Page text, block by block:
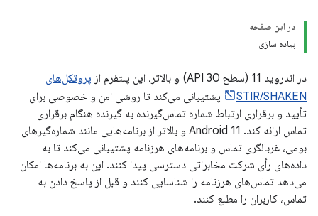
در این صفحه
پیاده سازی
در اندروید 11 (سطح API 30) و بالاتر، این پلتفرم از
پروتکل‌های
STIR/SHAKEN
پشتیبانی می‌کند تا روشی امن و خصوصی برای
تأیید و برقراری ارتباط شماره تماس‌گیرنده به گیرنده هنگام برقراری
تماس ارائه کند. Android 11 و بالاتر از برنامه‌هایی مانند شماره‌گیرهای
بومی، غربالگری تماس و برنامه‌های هرزنامه پشتیبانی می‌کند تا به
داده‌های رأی شرکت مخابراتی دسترسی پیدا کنند. این به برنامه‌ها امکان
می‌دهد تماس‌های هرزنامه را شناسایی کنند و قبل از پاسخ دادن به
تماس، کاربران را مطلع کنند.